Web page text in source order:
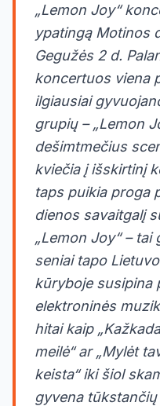
„Lemon Joy“
ypatingą Motinos
Gegužės 2 d.
koncertuos viena
ilgiausiai
grupių – „Lemon
dešimtmečius
kviečia į išskirtinį
taps puikia proga
dienos savaitgalį
„Lemon Joy“ –
seniai tapo
kūryboje susipina
elektroninės
hitai kaip
meilė“ ar „Mylėt
keista“ iki šiol
gyvena